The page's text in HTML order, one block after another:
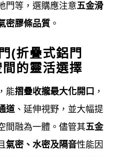
運輸動線等，並提供
細的報價單與施工規
五金、玻璃規格等細
約。
門等，選購應注意五金滑
密膠條品質 。
(折疊式鋁門
的靈活選擇
能摺疊收攏最大化開口 ，
道、延伸視野，並大幅提
間融為一體。儘管其五金
氣密、水密及隔音性能因